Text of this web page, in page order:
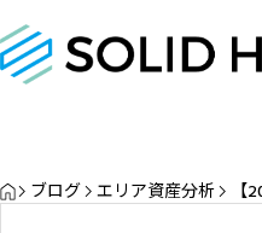
三軒
HOME
ブログ エリア資産分析